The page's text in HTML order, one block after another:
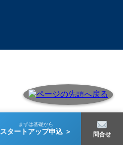
まずは基礎から
スタートアップ申込 ＞ 問合せ